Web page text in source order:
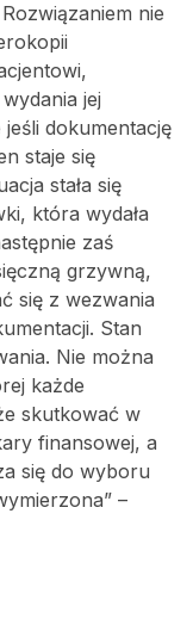
nie
jej
dokumentację
staje się
stała się
która wydała
zaś
grzywną,
się z wezwania
Stan
Nie można
każde
skutkować w
finansowej, a
się do wyboru
–